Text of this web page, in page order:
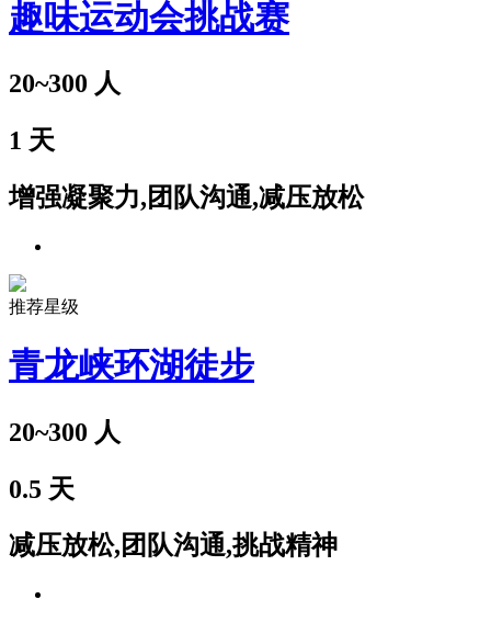
趣味运动会挑战赛
20~300 人
1 天
增强凝聚力,团队沟通,减压放松
推荐星级
青龙峡环湖徒步
20~300 人
0.5 天
减压放松,团队沟通,挑战精神